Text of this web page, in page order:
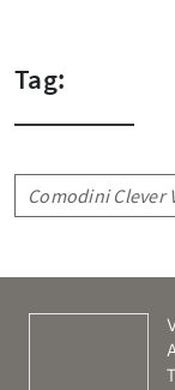
Tag:
Comodini Clever